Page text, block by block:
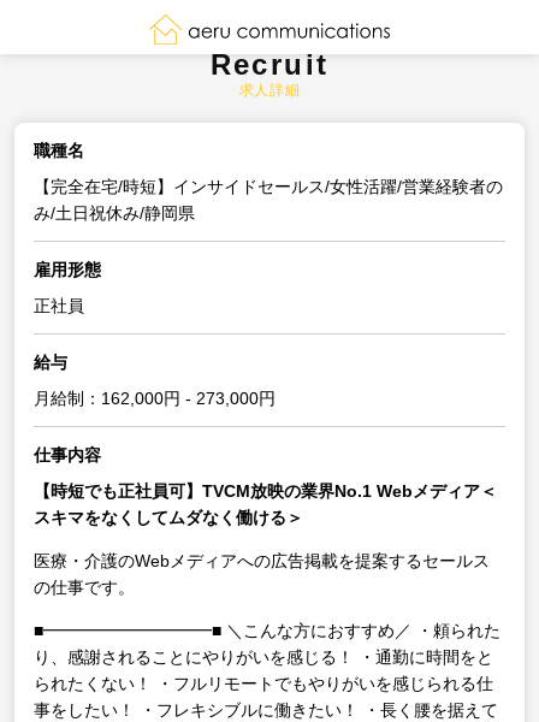
Recruit
求人詳細
職種名
【完全在宅/時短】インサイドセールス/女性活躍/営業経験者の
み/土日祝休み/静岡県
雇用形態
正社員
給与
月給制：162,000円 - 273,000円
仕事内容
【時短でも正社員可】TVCM放映の業界No.1 Webメディア＜
スキマをなくしてムダなく働ける＞
医療・介護のWebメディアへの広告掲載を提案するセールス
の仕事です。
■━━━━━━━━━━■ ＼こんな方におすすめ／
・頼られた
り、感謝されることにやりがいを感じる！
・通勤に時間をと
られたくない！
・フルリモートでもやりがいを感じられる仕
事をしたい！
・フレキシブルに働きたい！
・長く腰を据えて